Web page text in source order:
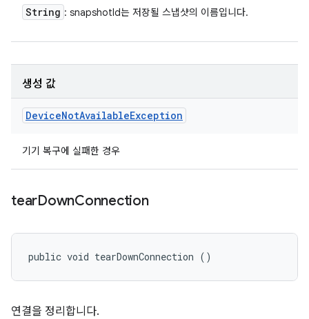
String : snapshotId는 저장될 스냅샷의 이름입니다.
생성 값
DeviceNotAvailableException
기기 복구에 실패한 경우
tearDownConnection
public void tearDownConnection ()
연결을 정리합니다.